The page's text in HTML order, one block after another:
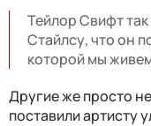
Тейлор Свифт
Стайлсу, что он
которой мы
Другие же просто
поставили артисту